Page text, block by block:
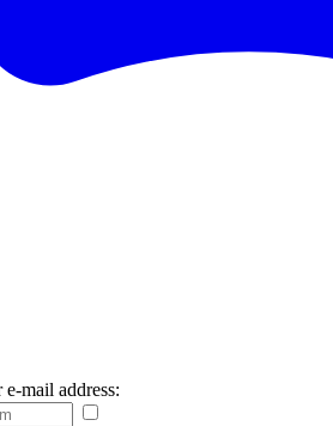
mail address: